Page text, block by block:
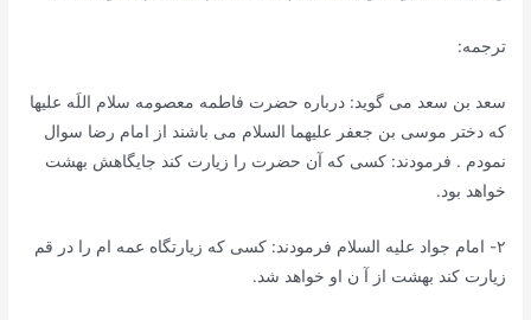
ترجمه:
سعد بن سعد می گوید: درباره حضرت فاطمه معصومه سلام اللَه علیها
که دختر موسی بن جعفر علیهما السلام می باشند از امام رضا سوال
نمودم . فرمودند: کسی که آن حضرت را زیارت کند جایگاهش بهشت
خواهد بود.
٢- امام جواد علیه السلام فرمودند: کسی که زیارتگاه عمه ام را در قم
زیارت کند بهشت از آ ن او خواهد شد.